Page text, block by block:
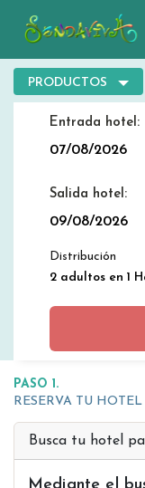
PRODUCTOS
Entrada hotel
Salida hotel
Distribución
2 adultos en 1
PASO 1.
RESERVA TU
Busca tu hotel